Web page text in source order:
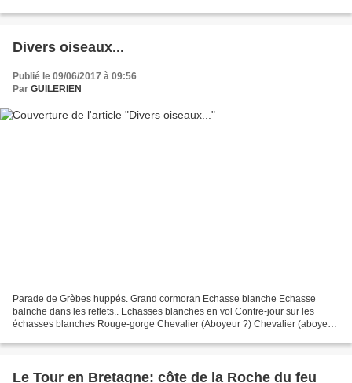
Divers oiseaux...
Publié le 09/06/2017 à 09:56
Par GUILERIEN
Parade de Grèbes huppés. Grand cormoran Echasse blanche Echasse
balnche dans les reflets.. Echasses blanches en vol Contre-jour sur les
échasses blanches Rouge-gorge Chevalier (Aboyeur ?) Chevalier (aboyeur
Le Tour en Bretagne: côte de la Roche du feu